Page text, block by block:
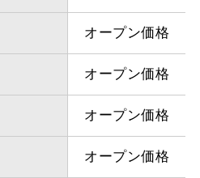
オープン価格
オープン価格
オープン価格
オープン価格